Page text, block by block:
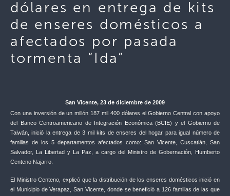
dólares en entrega de kits
de enseres domésticos a
afectados por pasada
tormenta “Ida”
San Vicente, 23 de diciembre de 2009
Con una inversión de un millón 187 mil 400 dólares el Gobierno Central con apoyo
del Banco Centroamericano de Integración Económica (BCIE) y el Gobierno de
Taiwán, inició la entrega de 3 mil kits de enseres del hogar para igual número de
familias de los 5 departamentos afectados como: San Vicente, Cuscatlán, San
Salvador, La Libertad y La Paz, a cargo del Ministro de Gobernación, Humberto
Centeno Najarro.
El Ministro Centeno, explicó que la distribución de los enseres domésticos inició en
el Municipio de Verapaz, San Vicente, donde se benefició a 126 familias de las que